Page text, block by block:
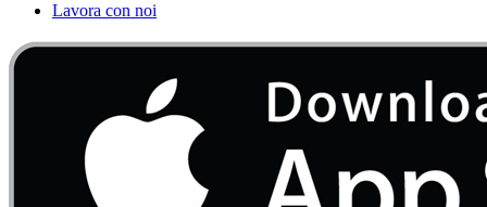
Lavora con noi